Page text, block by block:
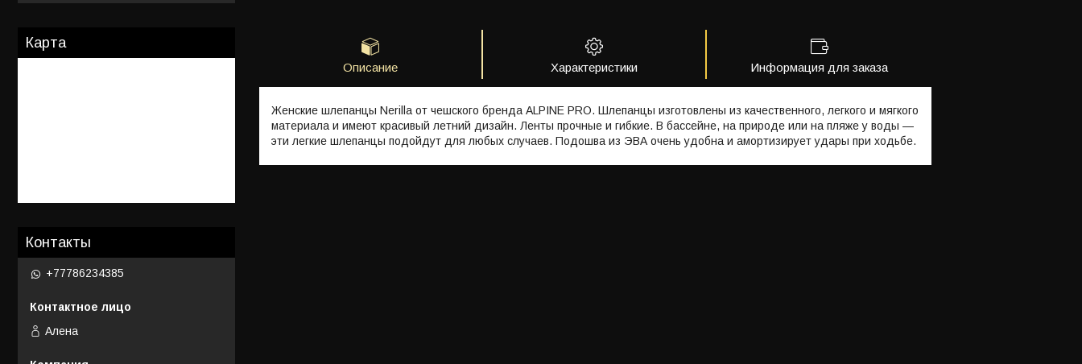
Описание Характеристики Информация для заказа
Женские шлепанцы Nerilla от чешского бренда ALPINE PRO. Шлепанцы изготовлены из качественного, легкого и мягкого
материала и имеют красивый летний дизайн. Ленты прочные и гибкие. В бассейне, на природе или на пляже у воды —
эти легкие шлепанцы подойдут для любых случаев. Подошва из ЭВА очень удобна и амортизирует удары при ходьбе.
Карта
Контакты
+77786234385
Алена